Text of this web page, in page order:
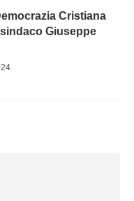
Cristiana
Giuseppe